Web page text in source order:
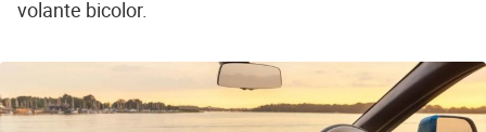
volante bicolor.